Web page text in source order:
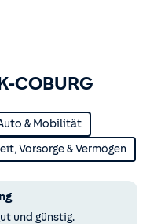
COBURG
& Mobilität
Vorsorge & Vermögen
und günstig.